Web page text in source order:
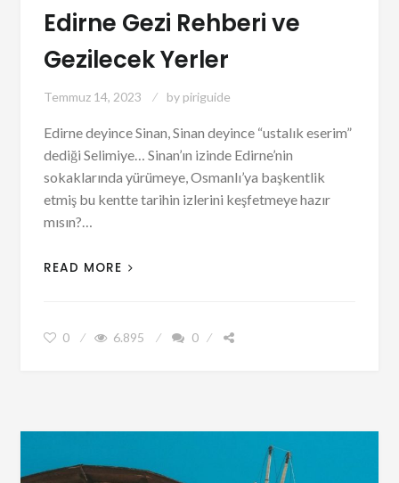
Edirne Gezi Rehberi ve
Gezilecek Yerler
Temmuz 14, 2023 by piriguide
Edirne deyince Sinan, Sinan deyince “ustalık eserim”
dediği Selimiye… Sinan’ın izinde Edirne’nin
sokaklarında yürümeye, Osmanlı’ya başkentlik
etmiş bu kentte tarihin izlerini keşfetmeye hazır
mısın?…
READ MORE
0 6.895 0